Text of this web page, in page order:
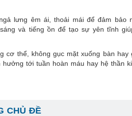
lưng êm ái, thoải mái để đảm bảo
và tiếng ồn để tạo sự yên tĩnh
cơ thể, không gục mặt xuống bàn
hưởng tới tuần hoàn máu hay hệ thần
CHỦ ĐỀ